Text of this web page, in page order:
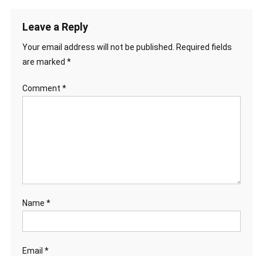
Leave a Reply
Your email address will not be published. Required fields
are marked *
Comment *
Name *
Email *